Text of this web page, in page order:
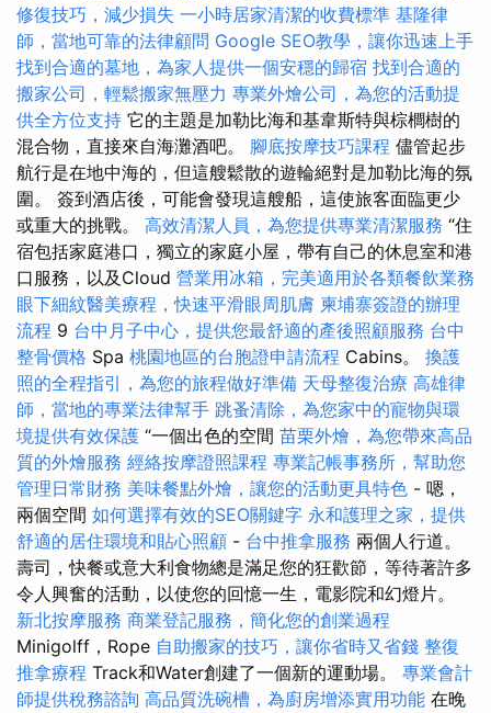
修復技巧，減少損失 一小時居家清潔的收費標準 基隆律
師，當地可靠的法律顧問 Google SEO教學，讓你迅速上手
找到合適的墓地，為家人提供一個安穩的歸宿 找到合適的
搬家公司，輕鬆搬家無壓力 專業外燴公司，為您的活動提
供全方位支持 它的主題是加勒比海和基韋斯特與棕櫚樹的
混合物，直接來自海灘酒吧。 腳底按摩技巧課程 儘管起步
航行是在地中海的，但這艘鬆散的遊輪絕對是加勒比海的氛
圍。 簽到酒店後，可能會發現這艘船，這使旅客面臨更少
或重大的挑戰。 高效清潔人員，為您提供專業清潔服務 “住
宿包括家庭港口，獨立的家庭小屋，帶有自己的休息室和港
口服務，以及Cloud 營業用冰箱，完美適用於各類餐飲業務
眼下細紋醫美療程，快速平滑眼周肌膚 柬埔寨簽證的辦理
流程 9 台中月子中心，提供您最舒適的產後照顧服務 台中
整骨價格 Spa 桃園地區的台胞證申請流程 Cabins。 換護
照的全程指引，為您的旅程做好準備 天母整復治療 高雄律
師，當地的專業法律幫手 跳蚤清除，為您家中的寵物與環
境提供有效保護 “一個出色的空間 苗栗外燴，為您帶來高品
質的外燴服務 經絡按摩證照課程 專業記帳事務所，幫助您
管理日常財務 美味餐點外燴，讓您的活動更具特色 - 嗯，
兩個空間 如何選擇有效的SEO關鍵字 永和護理之家，提供
舒適的居住環境和貼心照顧 - 台中推拿服務 兩個人行道。
壽司，快餐或意大利食物總是滿足您的狂歡節，等待著許多
令人興奮的活動，以使您的回憶一生，電影院和幻燈片。
新北按摩服務 商業登記服務，簡化您的創業過程
Minigolff，Rope 自助搬家的技巧，讓你省時又省錢 整復
推拿療程 Track和Water創建了一個新的運動場。 專業會計
師提供稅務諮詢 高品質洗碗槽，為廚房增添實用功能 在晚